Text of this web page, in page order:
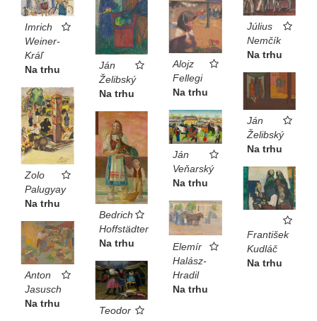
Imrich
Weiner-
Kráľ
Na trhu
Ján
Želibský
Na trhu
Alojz
Fellegi
Na trhu
Július
Nemčík
Na trhu
Ján
Želibský
Na trhu
Zolo
Palugyay
Na trhu
Ján
Veňarský
Na trhu
Bedrich
Hoffstädter
Na trhu
František
Kudláč
Na trhu
Elemír
Halász-
Hradil
Na trhu
Anton
Jasusch
Na trhu
Teodor